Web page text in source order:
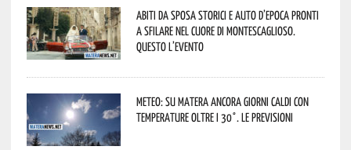
Abiti da sposa storici e auto d’epoca pronti
a sfilare nel cuore di Montescaglioso.
Questo l’evento
Meteo: su Matera ancora giorni caldi con
temperature oltre i 30°. Le previsioni